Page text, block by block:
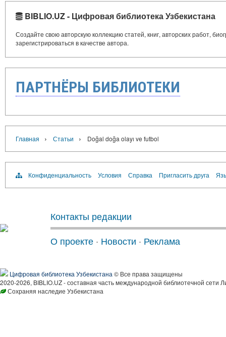
BIBLIO.UZ - Цифровая библиотека Узбекистана
Создайте свою авторскую коллекцию статей, книг, авторских работ,
зарегистрироваться в качестве автора.
ПАРТНЁРЫ БИБЛИОТЕКИ
Главная › Статьи › Doğal doğa olayı ve futbol
Конфиденциальность Условия Справка Пригласить друга
Контакты редакции
О проекте · Новости · Реклама
Цифровая библиотека Узбекистана © Все права защищены
2020-2026, BIBLIO.UZ - составная часть международной библиотечной сети
Сохраняя наследие Узбекистана